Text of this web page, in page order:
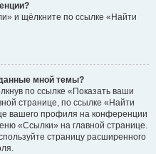
и щёлкните по ссылке «Найти
мной темы?
по ссылке «Показать ваши
странице, по ссылке «Найти
вашего профиля на конференции
«Ссылки» на главной странице.
страницу расширенного